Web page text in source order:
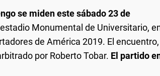
se miden este sábado 23 de
Monumental de Universitario,
de América 2019. El encuentro,
por Roberto Tobar. El partido